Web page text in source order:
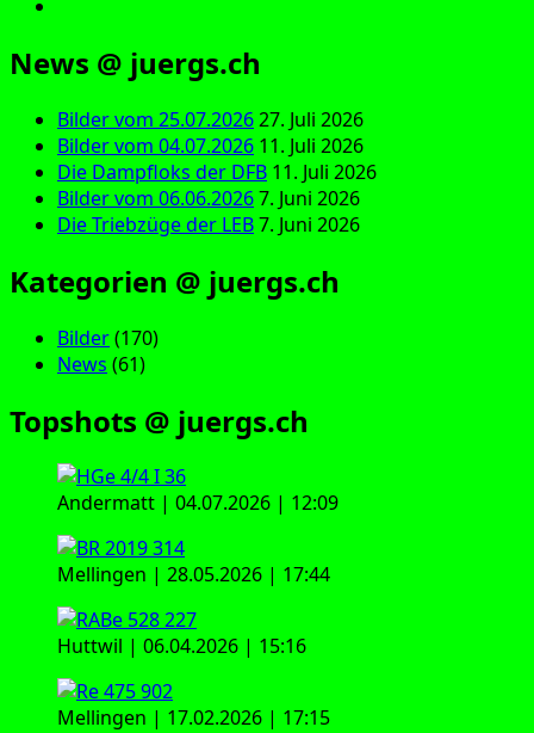
News @ juergs.ch
Bilder vom 25.07.202627. Juli 2026
Bilder vom 04.07.2026 11. Juli 2026
Die Dampfloks der DFB 11. Juli 2026
Bilder vom 06.06.20267. Juni 2026
Die Triebzüge der LEB7. Juni 2026
Kategorien @ juergs.ch
Bilder(170)
News (61)
Topshots @ juergs.ch
Andermatt | 04.07.2026 | 12:09
Mellingen | 28.05.2026 | 17:44
Huttwil | 06.04.2026 | 15:16
Mellingen | 17.02.2026 | 17:15